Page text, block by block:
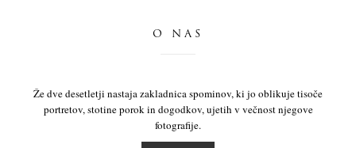
O NAS
Že dve desetletji nastaja zakladnica spominov, ki jo oblikuje tisoče
portretov, stotine porok in dogodkov, ujetih v večnost njegove
fotografije.